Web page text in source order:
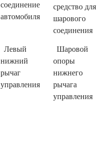
соединение
автомобиля
средство для
шарового
соединения
Левый
нижний
рычаг
управления
Шаровой
опоры
нижнего
рычага
управления